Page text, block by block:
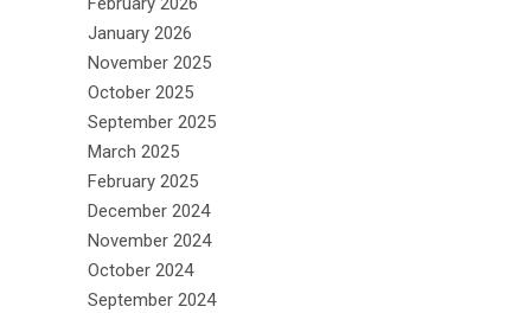
January 2026
November 2025
October 2025
September 2025
March 2025
February 2025
December 2024
November 2024
October 2024
September 2024